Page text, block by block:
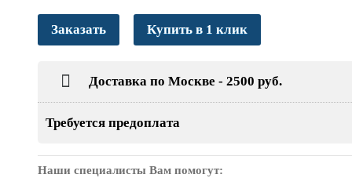
Заказать Купить в 1 клик
Доставка по Москве - 2500 руб.
Требуется предоплата
Наши специалисты Вам помогут: